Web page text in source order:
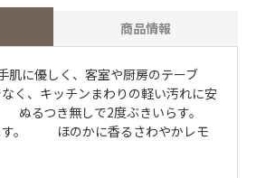
商品情報
優しく、客室や厨房のテーブ
く、キッチンまわりの軽い汚れに安
るつき無しで2度ぶきいらす。
す。 ほのかに香るさわやかレモ